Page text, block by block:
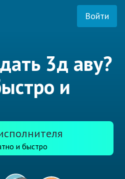
Войти
3д аву?
и
и быстро